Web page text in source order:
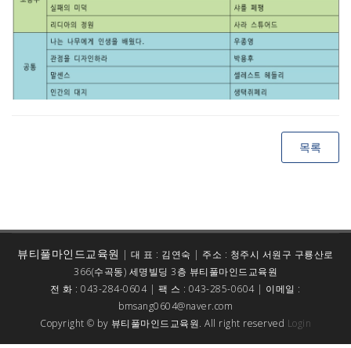
목록
뷰티풀마인드교육원 | 대 표 : 김연숙 | 주소 : 청주시 서원구 구룡산로
366(수곡동) 세명빌딩 3층 뷰티풀마인드교육원
전 화 : 043-284-0604 | 팩 스 : 043-285-0604 | 이메일 :
bmsang0604@naver.com
Copyright © by 뷰티풀마인드교육원. All right reserved Login